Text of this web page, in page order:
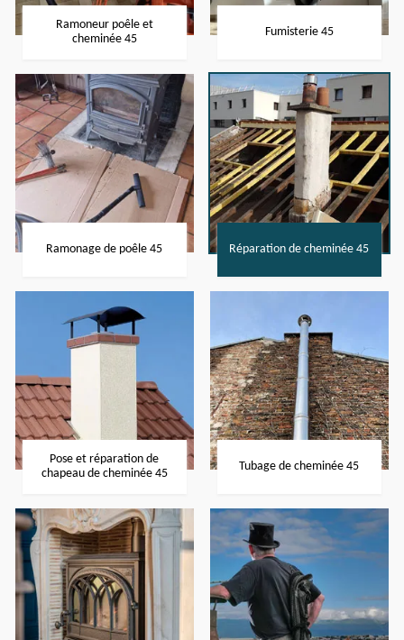
Ramoneur poêle et
cheminée 45
Fumisterie 45
Ramonage de poêle 45 Réparation de cheminée 45
Pose et réparation de
chapeau de cheminée 45
Tubage de cheminée 45